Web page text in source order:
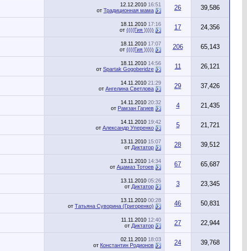
12.12.2010 16:51
от Традиционная мама 26 39,586
18.11.2010 17:16
от ((((Гия ))))) 17 24,356
18.11.2010 17:07
от ((((Гия ))))) 206 65,143
18.11.2010 14:56
от Spartak Gogoberidze 11 26,121
14.11.2010 21:29
от Ангелина Светлова 29 37,426
14.11.2010 20:32
от Рамзан Гагиев 4 21,435
14.11.2010 19:42
от Александр Уперенко 5 21,721
13.11.2010 15:07
от Диктатор 28 39,512
13.11.2010 14:34
от Ацамаз Тотоев 67 65,687
13.11.2010 05:26
от Диктатор 3 23,345
13.11.2010 00:28
от Татьяна Суворина (Григоренко) 46 50,831
11.11.2010 12:40
от Диктатор 27 22,944
02.11.2010 18:03
от Константин Родионов 24 39,768